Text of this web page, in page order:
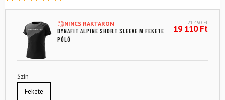
Értékelés
5-ből,
14
értékelés
alapján
NINCS RAKTÁRON
DYNAFIT Alpine Short Sleeve M fekete
póló
21 450Ft
19 110Ft
Szín
Fekete